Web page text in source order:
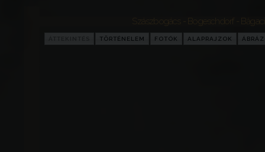
Szászbogács - Bogeschdorf -
TÖRTÉNELEM FOTÓK ALAPRAJZOK